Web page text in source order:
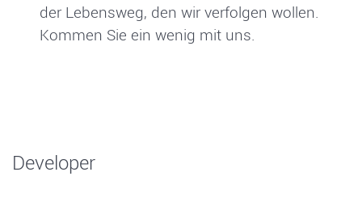
der Lebensweg, den wir verfolgen wollen.
Kommen Sie ein wenig mit uns.
Developer